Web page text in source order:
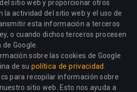
sitio web y proporcionar otros
la actividad del sitio web y el uso de
esta información a terceros
o cuando dichos terceros procesen
Google.
sobre las cookies de Google
de su política de privacidad
para recopilar información sobre
sitio web. Esto nos ayuda a